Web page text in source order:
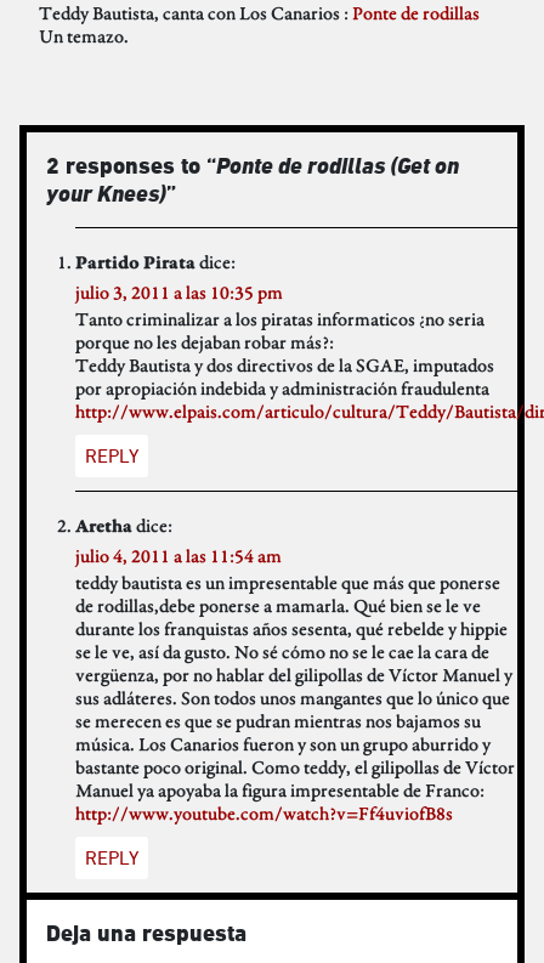
Teddy Bautista, canta con Los Canarios :Ponte de rodillas
Un temazo.
2 responses to “Ponte de rodillas (Get on
your Knees)”
Partido Piratadice:
julio 3, 2011 a las 10:35 pm
Tanto criminalizar a los piratas informaticos ¿no seria
porque no les dejaban robar más?:
Teddy Bautista y dos directivos de la SGAE, imputados
por apropiación indebida y administración fraudulenta
http://www.elpais.com/articulo/cultura/Teddy/Bautista/
REPLY
Arethadice:
julio 4, 2011 a las 11:54 am
teddy bautista es un impresentable que más que ponerse
de rodillas,debe ponerse a mamarla. Qué bien se le ve
durante los franquistas años sesenta, qué rebelde y hippie
se le ve, así da gusto. No sé cómo no se le cae la cara de
vergüenza, por no hablar del gilipollas de Víctor Manuel y
sus adláteres. Son todos unos mangantes que lo único que
se merecen es que se pudran mientras nos bajamos su
música. Los Canarios fueron y son un grupo aburrido y
bastante poco original. Como teddy, el gilipollas de Víctor
Manuel ya apoyaba la figura impresentable de Franco:
http://www.youtube.com/watch?v=Ff4uviofB8s
REPLY
Deja una respuesta